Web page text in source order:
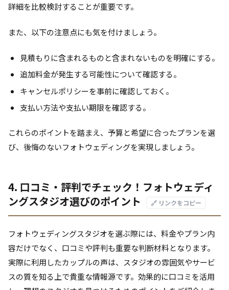
詳細を比較検討することが重要です。
また、以下の注意点にも気を付けましょう。
見積もりに含まれるものと含まれないものを明確にする。
追加料金が発生する可能性について確認する。
キャンセルポリシーを事前に確認しておく。
支払い方法や支払い期限を確認する。
これらのポイントを踏まえ、予算と希望に合ったプランを選
び、後悔のないフォトウェディングを実現しましょう。
4. 口コミ・評判でチェック！フォトウェディ
ングスタジオ選びのポイント
🔗 リンクをコピー
フォトウェディングスタジオを選ぶ際には、料金やプラン内
容だけでなく、口コミや評判も重要な判断材料となります。
実際に利用したカップルの声は、スタジオの雰囲気やサービ
スの質を知る上で貴重な情報源です。効果的に口コミを活用